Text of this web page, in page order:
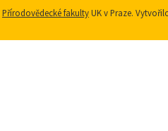
Přírodovědecké fakultyUK v Praze.